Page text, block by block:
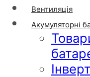
Вентиляція
Акумуляторні